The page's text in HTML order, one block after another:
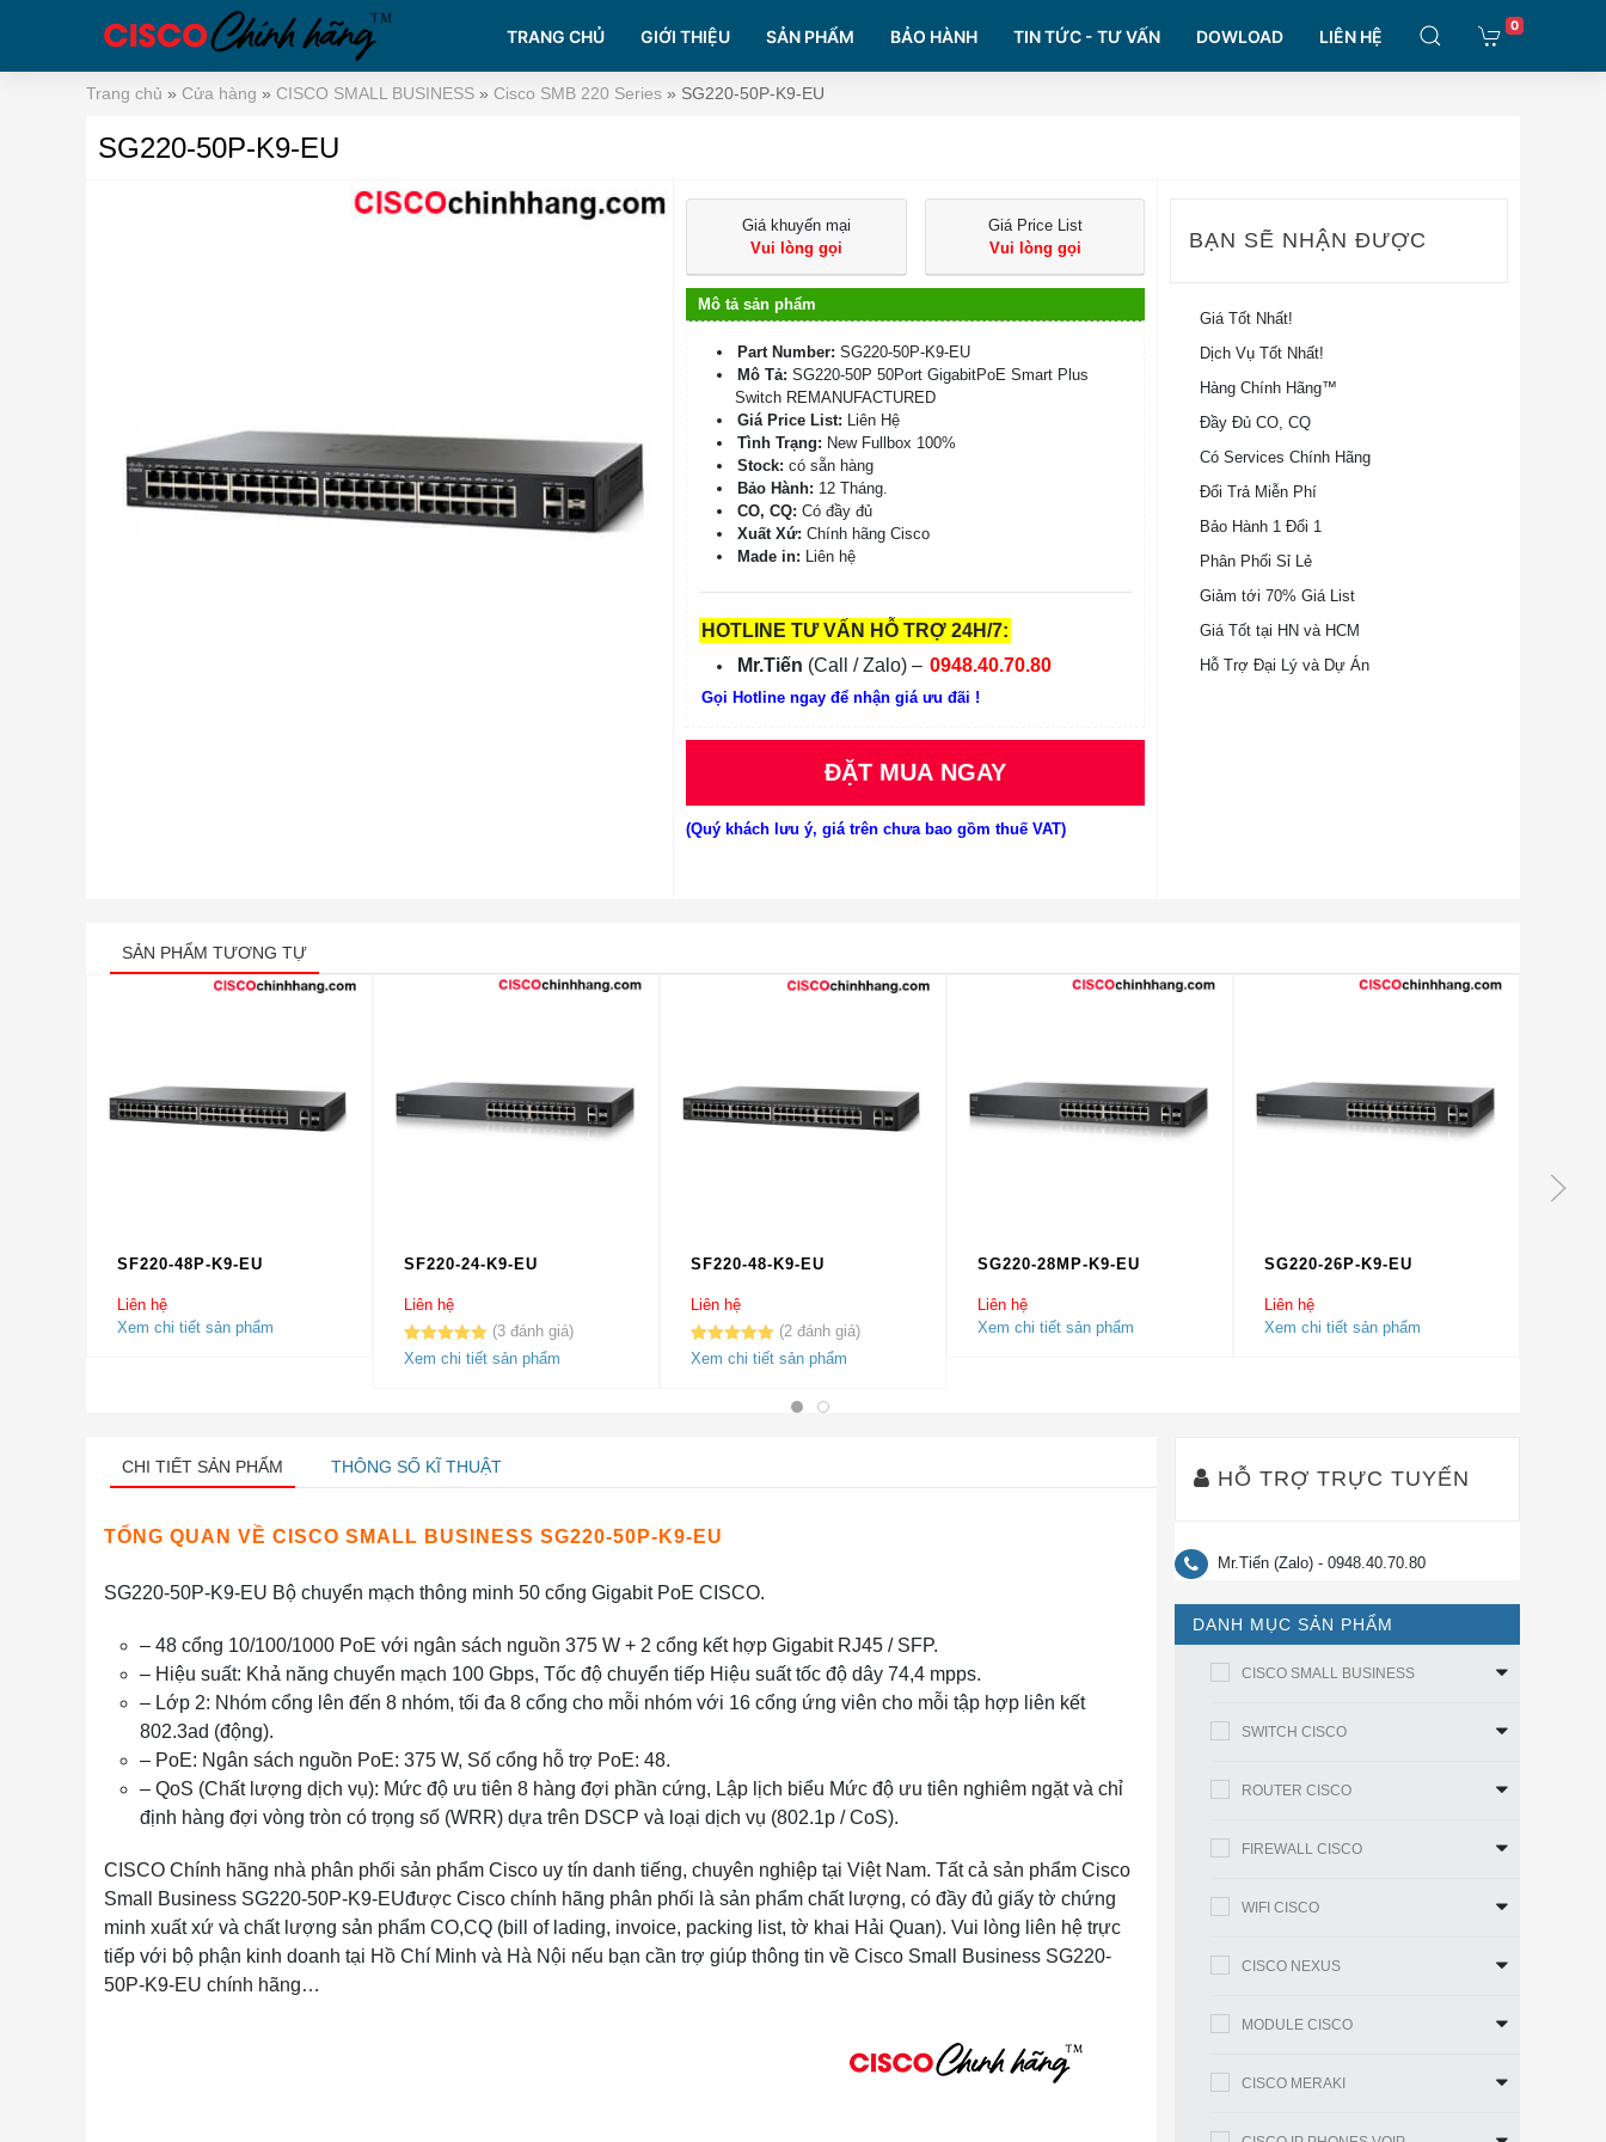
TRANG CHỦ GIỚI THIỆU SẢN PHẨM BẢO HÀNH TIN TỨC - TƯ VẤN DOWLOAD LIÊN HỆ
0
Trang chủ » Cửa hàng » CISCO SMALL BUSINESS » Cisco SMB 220 Series » SG220-50P-K9-EU
SG220-50P-K9-EU
Giá khuyến mại
Vui lòng gọi
Giá Price List
Vui lòng gọi
Mô tả sản phẩm
Part Number: SG220-50P-K9-EU
Mô Tả: SG220-50P 50Port GigabitPoE Smart Plus
Switch REMANUFACTURED
Giá Price List: Liên Hệ
Tình Trạng: New Fullbox 100%
Stock: có sẵn hàng
Bảo Hành: 12 Tháng.
CO, CQ:Có đầy đủ
Xuất Xứ: Chính hãng Cisco
Made in: Liên hệ
HOTLINE TƯ VẤN HỖ TRỢ 24H/7:
Mr.Tiến (Call / Zalo) – 0948.40.70.80
Gọi Hotline ngay để nhận giá ưu đãi !
ĐẶT MUA NGAY
(Quý khách lưu ý, giá trên chưa bao gồm thuế VAT)
BẠN SẼ NHẬN ĐƯỢC
Giá Tốt Nhất!
Dịch Vụ Tốt Nhất!
Hàng Chính Hãng™
Đầy Đủ CO, CQ
Có Services Chính Hãng
Đổi Trả Miễn Phí
Bảo Hành 1 Đổi 1
Phân Phối Sỉ Lẻ
Giảm tới 70% Giá List
Giá Tốt tại HN và HCM
Hỗ Trợ Đại Lý và Dự Án
SẢN PHẨM TƯƠNG TỰ
SF220-48P-K9-EU
Liên hệ
Xem chi tiết sản phẩm
SF220-24-K9-EU
Liên hệ
5.00trên 5
3
3
Xem chi tiết sản phẩm
SF220-48-K9-EU
Liên hệ
5.00trên 5
2
2
Xem chi tiết sản phẩm
SG220-28MP-K9-EU
Liên hệ
Xem chi tiết sản phẩm
SG220-26P-K9-EU
Liên hệ
Xem chi tiết sản phẩm
CHI TIẾT SẢN PHẨM THÔNG SỐ KĨ THUẬT
TỔNG QUAN VỀ CISCO SMALL BUSINESS SG220-50P-K9-EU
SG220-50P-K9-EU Bộ chuyển mạch thông minh 50 cổng Gigabit PoE CISCO.
– 48 cổng 10/100/1000 PoE với ngân sách nguồn 375 W + 2 cổng kết hợp Gigabit RJ45 / SFP.
– Hiệu suất: Khả năng chuyển mạch 100 Gbps, Tốc độ chuyển tiếp Hiệu suất tốc độ dây 74,4 mpps.
– Lớp 2: Nhóm cổng lên đến 8 nhóm, tối đa 8 cổng cho mỗi nhóm với 16 cổng ứng viên cho mỗi tập hợp liên kết
802.3ad (động).
– PoE: Ngân sách nguồn PoE: 375 W, Số cổng hỗ trợ PoE: 48.
– QoS (Chất lượng dịch vụ): Mức độ ưu tiên 8 hàng đợi phần cứng, Lập lịch biểu Mức độ ưu tiên nghiêm ngặt và chỉ
định hàng đợi vòng tròn có trọng số (WRR) dựa trên DSCP và loại dịch vụ (802.1p / CoS).
CISCO Chính hãng nhà phân phối sản phẩm Cisco uy tín danh tiếng, chuyên nghiệp tại Việt Nam. Tất cả sản phẩm Cisco
Small Business SG220-50P-K9-EUđược Cisco chính hãng phân phối là sản phẩm chất lượng, có đầy đủ giấy tờ chứng
minh xuất xứ và chất lượng sản phẩm CO,CQ (bill of lading, invoice, packing list, tờ khai Hải Quan). Vui lòng liên hệ trực
tiếp với bộ phận kinh doanh tại Hồ Chí Minh và Hà Nội nếu bạn cần trợ giúp thông tin về Cisco Small Business SG220-
50P-K9-EU chính hãng…
HỖ TRỢ TRỰC TUYẾN
Mr.Tiến (Zalo) - 0948.40.70.80
DANH MỤC SẢN PHẨM
CISCO SMALL BUSINESS
SWITCH CISCO
ROUTER CISCO
FIREWALL CISCO
WIFI CISCO
CISCO NEXUS
MODULE CISCO
CISCO MERAKI